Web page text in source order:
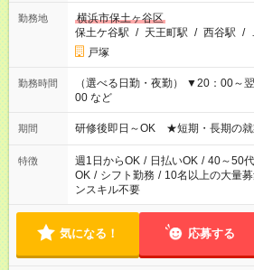
勤務地
横浜市保土ヶ谷区
保土ケ谷駅 / 天王町駅 / 西谷駅 /
戸塚
勤務時間
（選べる日勤・夜勤） ▼20：00～
00 など
期間 研修後即日～OK ★短期・長期の就
特徴 週1日からOK / 日払いOK / 40～50
OK / シフト勤務 / 10名以上の大量
ンスキル不要
気になる！ 応募する